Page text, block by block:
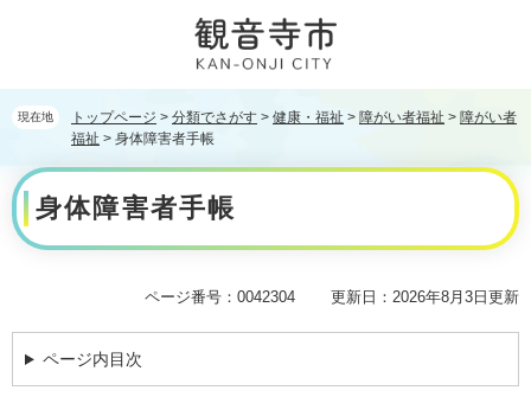
す。
し
本
現在地 トップページ > 分類でさがす > 健康・福祉 > 障がい者福祉 > 障がい者
福祉 > 身体障害者手帳
本
文 身体障害者手帳
ページ番号：0042304 更新日：2026年8月3日更新
ページ内目次